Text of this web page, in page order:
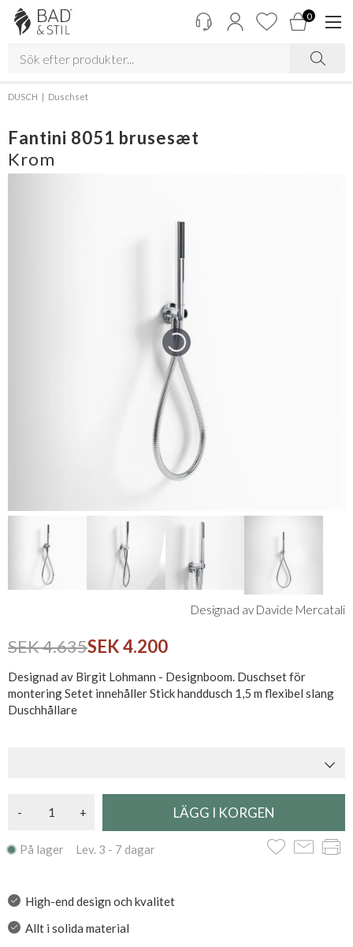
0
DUSCH Duschset
Fantini 8051 brusesæt
Krom
Designad av Davide Mercatali
SEK 4.635SEK 4.200
Designad av Birgit Lohmann - Designboom. Duschset för
montering Setet innehåller Stick handdusch 1,5 m flexibel slang
Duschhållare
- +
På lager Lev. 3 - 7 dagar
High-end design och kvalitet
Allt i solida material